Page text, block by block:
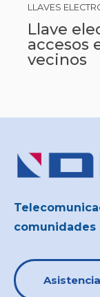
LLAVES
Llave
accesos
vecinos
comunidades